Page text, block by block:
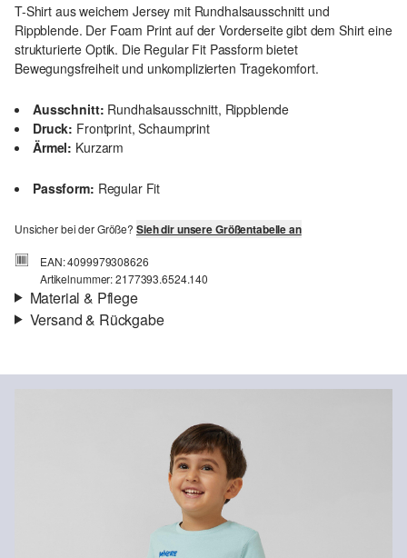
T-Shirt aus weichem Jersey mit Rundhalsausschnitt und
Rippblende. Der Foam Print auf der Vorderseite gibt dem Shirt eine
strukturierte Optik. Die Regular Fit Passform bietet
Bewegungsfreiheit und unkomplizierten Tragekomfort.
Ausschnitt: Rundhalsausschnitt, Rippblende
Druck: Frontprint, Schaumprint
Ärmel: Kurzarm
Passform: Regular Fit
Unsicher bei der Größe? Sieh dir unsere Größentabelle an
EAN: 4099979308626
Artikelnummer: 2177393.6524.140
Material & Pflege
Material: Baumwolle
Chlorbleiche nicht möglich
Nicht für den Trockner geeignet
Versand & Rückgabe
Deine Bestellung wird innerhalb von 3–5 Werktagen per Post AT
Du kannst deine Artikel innerhalb von 14 Tagen kostenlos an uns
zurücksenden. Wir übernehmen die Rücksendekosten.